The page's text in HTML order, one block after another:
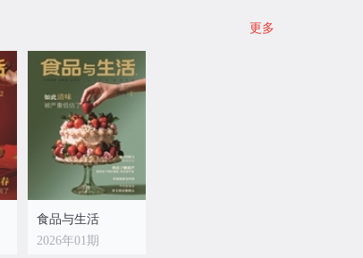
更多
食品与生活
2026年01期